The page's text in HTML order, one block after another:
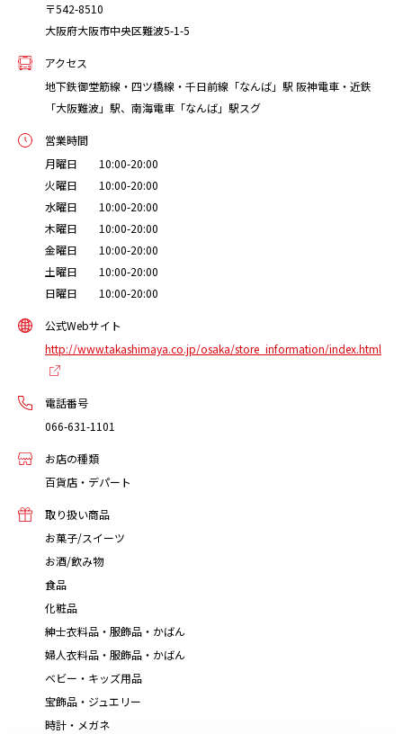
〒542-8510
大阪府大阪市中央区難波5-1-5
アクセス
地下鉄御堂筋線・四ツ橋線・千日前線「なんば」駅 阪神電車・近鉄
「大阪難波」駅、南海電車「なんば」駅スグ
営業時間
月曜日 10:00-20:00
火曜日 10:00-20:00
水曜日 10:00-20:00
木曜日 10:00-20:00
金曜日 10:00-20:00
土曜日 10:00-20:00
日曜日 10:00-20:00
公式Webサイト
http://www.takashimaya.co.jp/osaka/store_information/index.html
電話番号
066-631-1101
お店の種類
百貨店・デパート
取り扱い商品
お菓子/スイーツ
お酒/飲み物
食品
化粧品
紳士衣料品・服飾品・かばん
婦人衣料品・服飾品・かばん
ベビー・キッズ用品
宝飾品・ジュエリー
時計・メガネ